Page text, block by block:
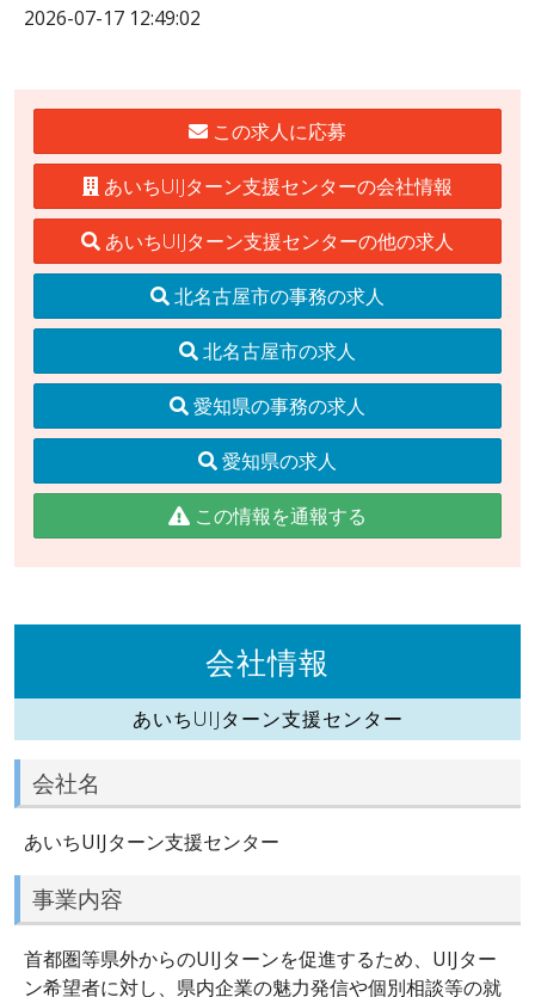
2026-07-17 12:49:02
この求人に応募
あいちUIJターン支援センターの会社情報
あいちUIJターン支援センターの他の求人
北名古屋市の事務の求人
北名古屋市の求人
愛知県の事務の求人
愛知県の求人
この情報を通報する
会社情報
あいちUIJターン支援センター
会社名
あいちUIJターン支援センター
事業内容
首都圏等県外からのUIJターンを促進するため、UIJター
ン希望者に対し、県内企業の魅力発信や個別相談等の就